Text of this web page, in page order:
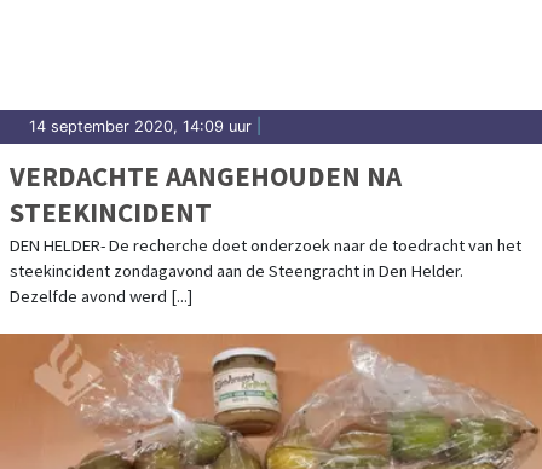
14 september 2020, 14:09 uur
VERDACHTE AANGEHOUDEN NA
STEEKINCIDENT
DEN HELDER- De recherche doet onderzoek naar de toedracht van het
steekincident zondagavond aan de Steengracht in Den Helder.
Dezelfde avond werd [...]